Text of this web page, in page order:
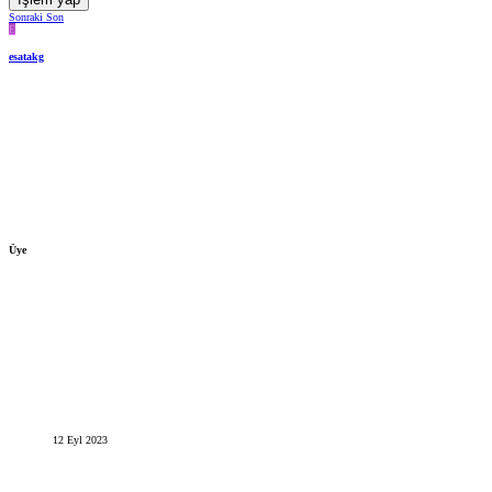
Sonraki Son
E
esatakg
Üye
12 Eyl 2023